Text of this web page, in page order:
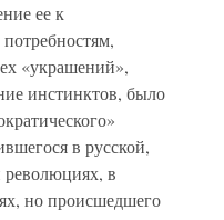
ее к
«украшений»,
инстинктов, было
в русской,
революциях, в
но происшедшего